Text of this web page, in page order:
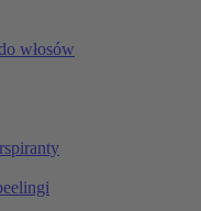
włosów